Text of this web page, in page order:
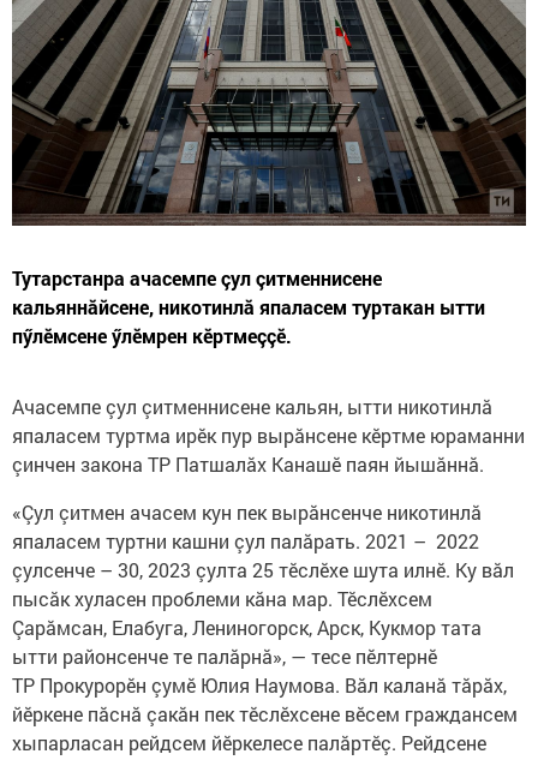
Тутарстанра ачасемпе çул çитменнисене
кальяннăйсене, никотинлă япаласем туртакан ытти
пӳлӗмсене ӳлӗмрен кӗртмеççӗ.
Ачасемпе çул çитменнисене кальян, ытти никотинлă
япаласем туртма ирӗк пур вырăнсене кӗртме юраманни
çинчен закона ТР Патшалăх Канашӗ паян йышăннă.
«Çул çитмен ачасем кун пек вырăнсенче никотинлă
япаласем туртни кашни çул палăрать. 2021 – 2022
çулсенче – 30, 2023 çулта 25 тӗслӗхе шута илнӗ. Ку вăл
пысăк хуласен проблеми кăна мар. Тӗслӗхсем
Çарăмсан, Елабуга, Лениногорск, Арск, Кукмор тата
ытти районсенче те палăрнă», — тесе пӗлтернӗ
ТР Прокурорӗн çумӗ Юлия Наумова. Вăл каланă тăрăх,
йӗркене пăснă çакăн пек тӗслӗхсене вӗсем граждансем
хыпарласан рейдсем йӗркелесе палăртӗç. Рейдсене